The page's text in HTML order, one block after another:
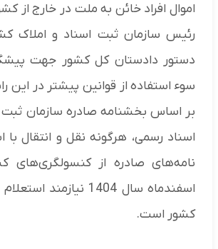
اموال افراد خائن به ملت در خارج از
رئیس سازمان ثبت اسناد و املاک
دستور دادستان کل کشور جهت
سوء استفاده از قوانین پیشتر در این
بر اساس بخشنامه صادره سازمان ثبت
اسناد رسمی، هرگونه نقل و انتقال با
نامه‌های صادره از کنسولگری‌های
اسفندماه سال 1404
کشور است.